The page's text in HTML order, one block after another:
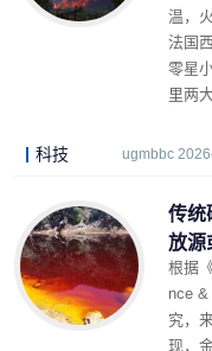
温，
法国
零星
里两
科技 ugmbbc
传统
放源
根据
nce &
究，
现，